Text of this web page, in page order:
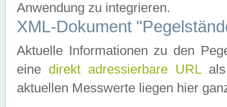
Anwendung zu integrieren.
XML-Dokument
Aktuelle Informationen zu den
eine direkt adressierbare URLals
aktuellen Messwerte liegen hier